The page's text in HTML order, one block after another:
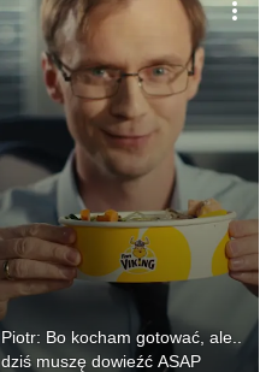
Piotr: Bo kocham gotować, ale..
dziś muszę dowieźć ASAP